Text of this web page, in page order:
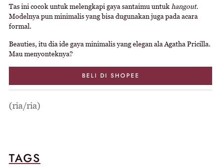
Tas ini cocok untuk melengkapi gaya santaimu untuk hangout.
Modelnya pun minimalis yang bisa dugunakan juga pada acara
formal.
Beauties, itu dia ide gaya minimalis yang elegan ala Agatha Pricilla.
Mau menyonteknya?
BELI DI SHOPEE
(ria/ria)
TAGS